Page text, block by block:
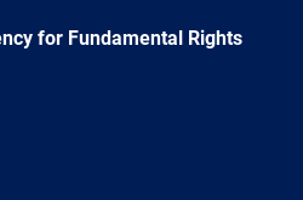
for Fundamental Rights